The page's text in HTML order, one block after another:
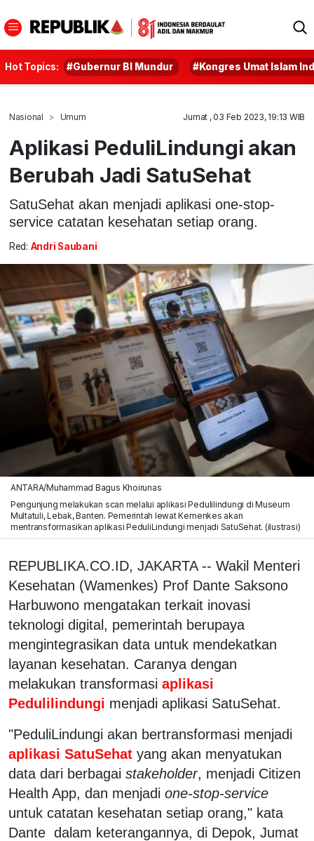
Hot Topics: #Gubernur BI Mundur #Kongres Umat Islam
Nasional Umum Jumat , 03 Feb 2023, 19:13 WIB
Aplikasi PeduliLindungi akan
Berubah Jadi SatuSehat
SatuSehat akan menjadi aplikasi one-stop-
service catatan kesehatan setiap orang.
Red: Andri Saubani
ANTARA/Muhammad Bagus Khoirunas
Pengunjung melakukan scan melalui aplikasi Pedulilindungi di Museum
Multatuli, Lebak, Banten. Pemerintah lewat Kemenkes akan
mentransformasikan aplikasi PeduliLindungi menjadi SatuSehat. (ilustrasi)
REPUBLIKA.CO.ID, JAKARTA -- Wakil Menteri
Kesehatan (Wamenkes) Prof Dante Saksono
Harbuwono mengatakan terkait inovasi
teknologi digital, pemerintah berupaya
mengintegrasikan data untuk mendekatkan
layanan kesehatan. Caranya dengan
melakukan transformasi aplikasi
Pedulilindungi menjadi aplikasi SatuSehat.
"PeduliLindungi akan bertransformasi menjadi
aplikasi SatuSehat yang akan menyatukan
data dari berbagai stakeholder, menjadi Citizen
Health App, dan menjadi one-stop-service
untuk catatan kesehatan setiap orang," kata
Dante dalam keterangannya, di Depok, Jumat